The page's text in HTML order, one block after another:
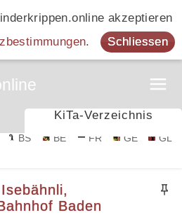
akzeptieren
. Schliessen
KiTa-Verzeichnis
BS BE FR GE GL
Baden